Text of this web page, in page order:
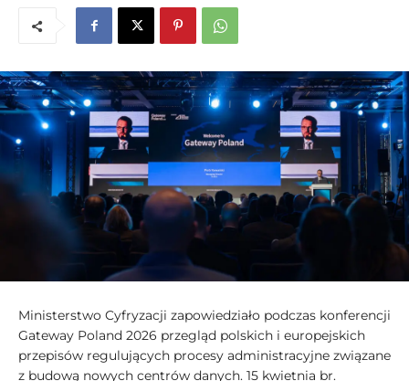
Ministerstwo Cyfryzacji zapowiedziało podczas konferencji
Gateway Poland 2026 przegląd polskich i europejskich
przepisów regulujących procesy administracyjne związane
z budową nowych centrów danych. 15 kwietnia br.